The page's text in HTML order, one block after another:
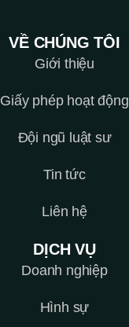
VỀ CHÚNG TÔI
Giới thiệu
Giấy phép hoạt động
Đội ngũ luật sư
Tin tức
Liên hệ
DỊCH VỤ
Doanh nghiệp
Hình sự